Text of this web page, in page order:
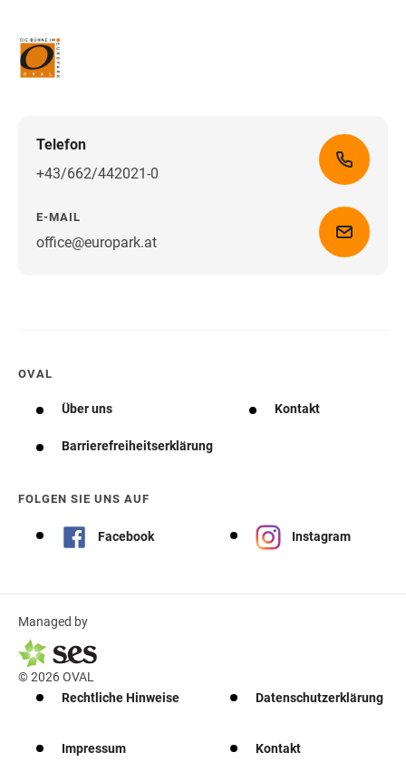
Telefon
+43/662/442021-0
E-MAIL
office@europark.atWegbeschreibung erhalten
OVAL
Über uns Kontakt
Barrierefreiheitserklärung
FOLGEN SIE UNS AUF
Facebook Instagram
Managed by
© 2026 OVAL
Rechtliche Hinweise
Datenschutzerklärung
Impressum Kontakt